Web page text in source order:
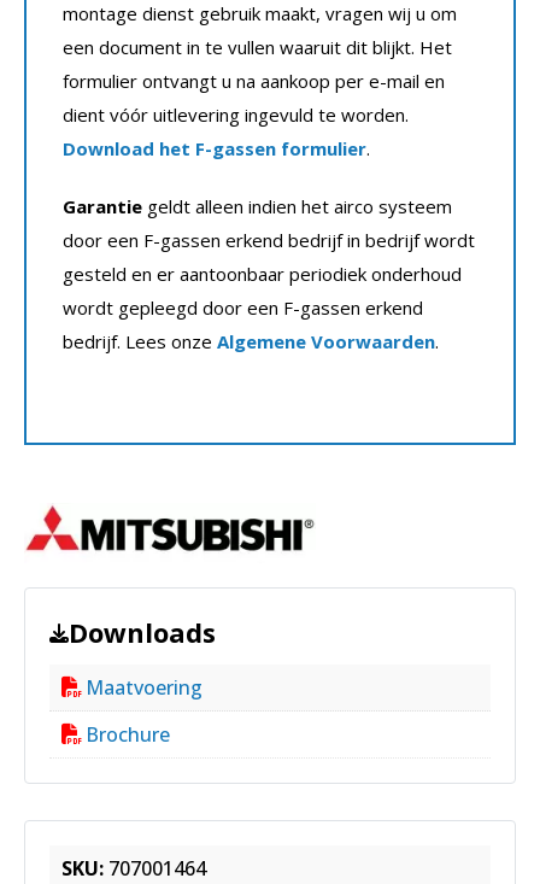
montage dienst gebruik maakt, vragen wij u om
een document in te vullen waaruit dit blijkt. Het
formulier ontvangt u na aankoop per e-mail en
dient vóór uitlevering ingevuld te worden.
Download het F-gassen formulier.
Garantie geldt alleen indien het airco systeem
door een F-gassen erkend bedrijf in bedrijf wordt
gesteld en er aantoonbaar periodiek onderhoud
wordt gepleegd door een F-gassen erkend
bedrijf. Lees onze Algemene Voorwaarden.
Downloads
Maatvoering
Brochure
SKU: 707001464